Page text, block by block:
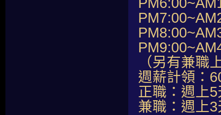
（另有兼職
週薪計領：
正職：週上
兼職：週上